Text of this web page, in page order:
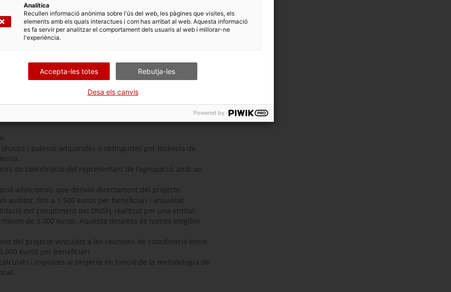
en funció del cost finançable real del projecte, de les
pressupostàries.
d'ajuda vindrà donat pel pes de cada tipus d'activitat
i per la intensitat màxima que correspongui en cada cas.
establerts en l'article 4 del Reglament (UE) núm.
propi imputats al projecte han de correspondre a personal
Autònoma de desenvolupament definida en la resolució
i palesos adquirides o obtingudes per llicència de
de coordinació del representant de l'agrupació, amb un
addicionals que derivin directament del projecte.
auditor, fins a 1.500 euros per beneficiari i anualitat.
del compliment del DNSH, realitzat per una entitat
de 3.000 euros. Aquesta despesa és només elegible
del projecte vinculats a les reunions de coordinació entre
euros per beneficiari.
i imputats al projecte en funció de la metodologia de
Analítica
Recullen informació anònima sobre l'ús del web, les pàgines que visites, els
elements amb els quals interactues i com has arribat al web. Aquesta informació
es fa servir per analitzar el comportament dels usuaris al web i millorar-ne
l'experiència.
Accepta-les totes Rebutja-les
Desa els canvis
Powered by